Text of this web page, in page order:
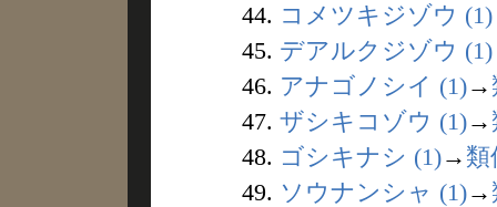
44. コメツキジゾウ (1)
45. デアルクジゾウ (1)
46. アナゴノシイ (1)→
47. ザシキコゾウ (1)→
48. ゴシキナシ (1)→ 類
49. ソウナンシャ (1)→